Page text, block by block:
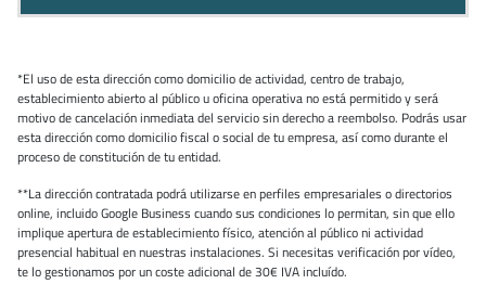
*El uso de esta dirección como domicilio de actividad, centro de trabajo,
establecimiento abierto al público u oficina operativa no está permitido y será
motivo de cancelación inmediata del servicio sin derecho a reembolso. Podrás usar
esta dirección como domicilio fiscal o social de tu empresa, así como durante el
proceso de constitución de tu entidad.
**La dirección contratada podrá utilizarse en perfiles empresariales o directorios
online, incluido Google Business cuando sus condiciones lo permitan, sin que ello
implique apertura de establecimiento físico, atención al público ni actividad
presencial habitual en nuestras instalaciones. Si necesitas verificación por vídeo,
te lo gestionamos por un coste adicional de 30€ IVA incluído.